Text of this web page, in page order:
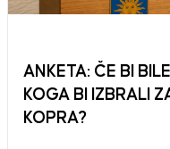
ANKETA: ČE BI
KOGA BI IZBRALI
KOPRA?